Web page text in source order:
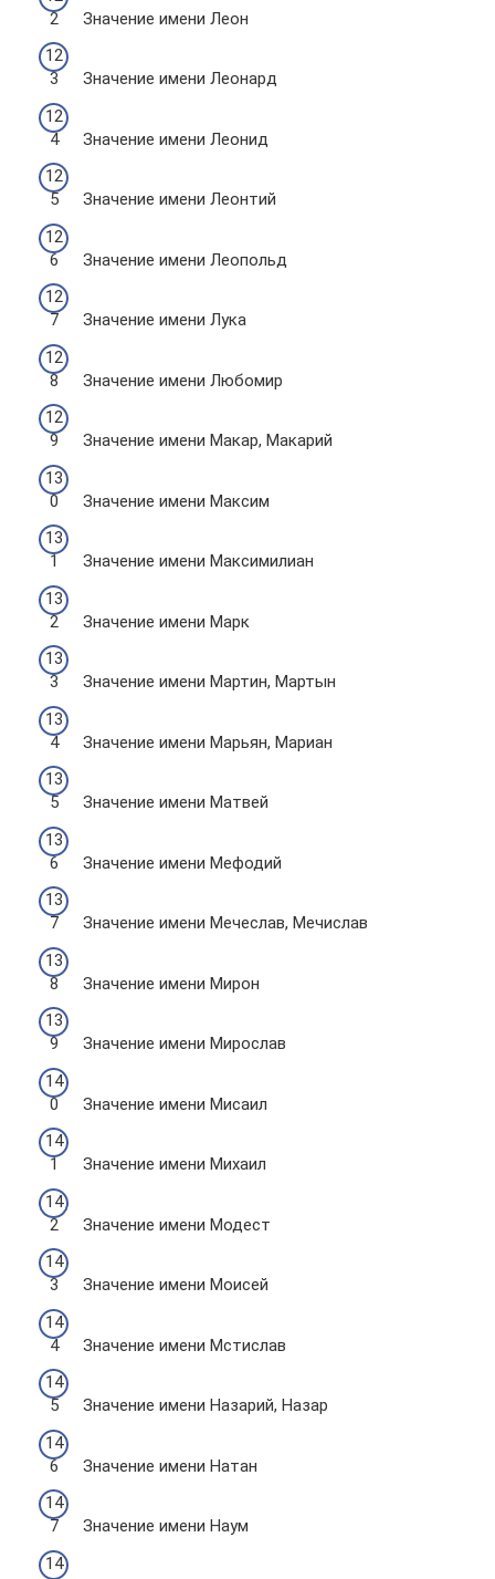
Значение имени Леон
Значение имени Леонард
Значение имени Леонид
Значение имени Леонтий
Значение имени Леопольд
Значение имени Лука
Значение имени Любомир
Значение имени Макар, Макарий
Значение имени Максим
Значение имени Максимилиан
Значение имени Марк
Значение имени Мартин, Мартын
Значение имени Марьян, Мариан
Значение имени Матвей
Значение имени Мефодий
Значение имени Мечеслав, Мечислав
Значение имени Мирон
Значение имени Мирослав
Значение имени Мисаил
Значение имени Михаил
Значение имени Модест
Значение имени Моисей
Значение имени Мстислав
Значение имени Назарий, Назар
Значение имени Натан
Значение имени Наум